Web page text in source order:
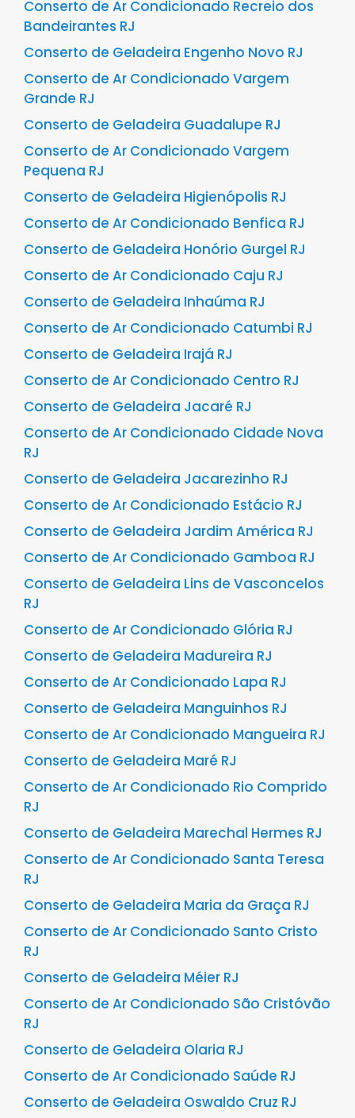
Conserto de Ar Condicionado Recreio dos
Bandeirantes RJ
Conserto de Geladeira Engenho Novo RJ
Conserto de Ar Condicionado Vargem
Grande RJ
Conserto de Geladeira Guadalupe RJ
Conserto de Ar Condicionado Vargem
Pequena RJ
Conserto de Geladeira Higienópolis RJ
Conserto de Ar Condicionado Benfica RJ
Conserto de Geladeira Honório Gurgel RJ
Conserto de Ar Condicionado Caju RJ
Conserto de Geladeira Inhaúma RJ
Conserto de Ar Condicionado Catumbi RJ
Conserto de Geladeira Irajá RJ
Conserto de Ar Condicionado Centro RJ
Conserto de Geladeira Jacaré RJ
Conserto de Ar Condicionado Cidade Nova
RJ
Conserto de Geladeira Jacarezinho RJ
Conserto de Ar Condicionado Estácio RJ
Conserto de Geladeira Jardim América RJ
Conserto de Ar Condicionado Gamboa RJ
Conserto de Geladeira Lins de Vasconcelos
RJ
Conserto de Ar Condicionado Glória RJ
Conserto de Geladeira Madureira RJ
Conserto de Ar Condicionado Lapa RJ
Conserto de Geladeira Manguinhos RJ
Conserto de Ar Condicionado Mangueira RJ
Conserto de Geladeira Maré RJ
Conserto de Ar Condicionado Rio Comprido
RJ
Conserto de Geladeira Marechal Hermes RJ
Conserto de Ar Condicionado Santa Teresa
RJ
Conserto de Geladeira Maria da Graça RJ
Conserto de Ar Condicionado Santo Cristo
RJ
Conserto de Geladeira Méier RJ
Conserto de Ar Condicionado São Cristóvão
RJ
Conserto de Geladeira Olaria RJ
Conserto de Ar Condicionado Saúde RJ
Conserto de Geladeira Oswaldo Cruz RJ